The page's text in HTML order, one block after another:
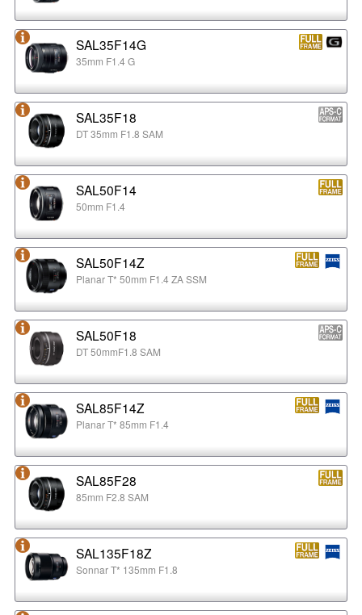
SAL35F14G
35mm F1.4 G
SAL35F18
DT 35mm F1.8 SAM
SAL50F14
50mm F1.4
SAL50F14Z
Planar T* 50mm F1.4 ZA SSM
SAL50F18
DT 50mmF1.8 SAM
SAL85F14Z
Planar T* 85mm F1.4
SAL85F28
85mm F2.8 SAM
SAL135F18Z
Sonnar T* 135mm F1.8